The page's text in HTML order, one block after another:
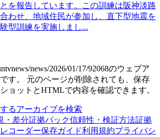
を報告しています。この訓練は阪神淡路
わせ、地域住民が参加し、直下型地震を
型訓練を実施しまし...
news/2026/01/17/92068のウェブア
す。
元のページが削除されても、保存
ョットとHTMLで内容を確認できます。
るアーカイブを検索
・差分証拠パック信頼性・検証方法証拠
コーダー保存ガイド利用規約プライバシ